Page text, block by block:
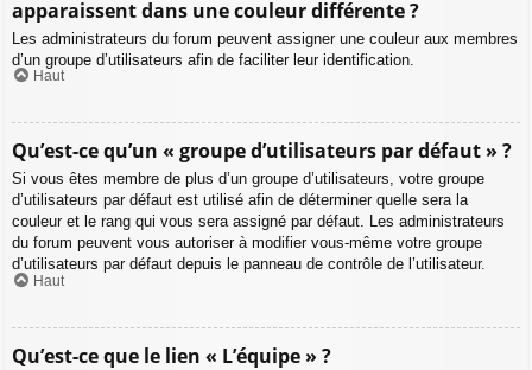
apparaissent dans une couleur différente ?
Les administrateurs du forum peuvent assigner une couleur aux membres
d’un groupe d’utilisateurs afin de faciliter leur identification.
Haut
Qu’est-ce qu’un « groupe d’utilisateurs par défaut » ?
Si vous êtes membre de plus d’un groupe d’utilisateurs, votre groupe
d’utilisateurs par défaut est utilisé afin de déterminer quelle sera la
couleur et le rang qui vous sera assigné par défaut. Les administrateurs
du forum peuvent vous autoriser à modifier vous-même votre groupe
d’utilisateurs par défaut depuis le panneau de contrôle de l’utilisateur.
Haut
Qu’est-ce que le lien « L’équipe » ?